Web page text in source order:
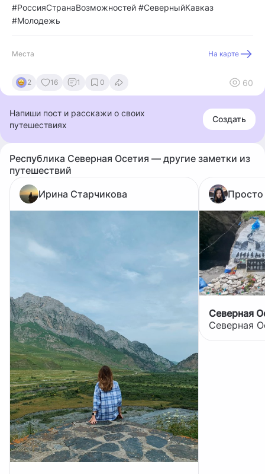
#РоссияСтранаВозможностей #СеверныйКавказ
#Молодежь
Места На карте
2 16 1 0 60
Напиши пост и расскажи о своих
путешествиях
Создать
Республика Северная Осетия — другие заметки из
путешествий
Ирина Старчикова
Просто